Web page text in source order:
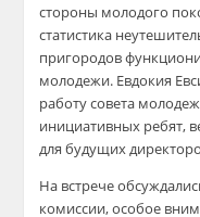
стороны молодого
статистика
пригородов
молодежи. Евдокия
работу совета
инициативных ребят,
для будущих
На встрече
комиссии, особое